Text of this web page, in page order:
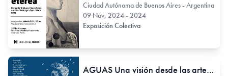
Ciudad Autónoma de Buenos Aires - Argentina
09 Nov, 2024 - 2024
Exposición Colectiva
AGUAS Una visión desde las artes visuales